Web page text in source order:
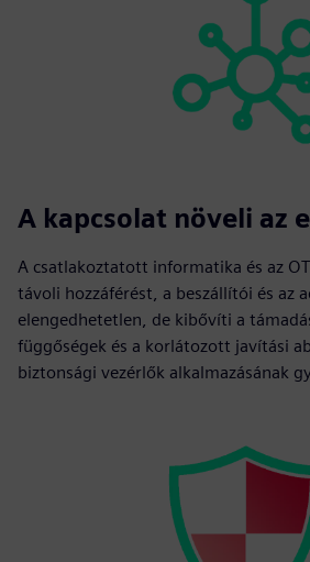
A kapcsolat növeli az
A csatlakoztatott informatika és az
távoli hozzáférést, a beszállítói és az
elengedhetetlen, de kibővíti a
függőségek és a korlátozott javítási
biztonsági vezérlők alkalmazásának